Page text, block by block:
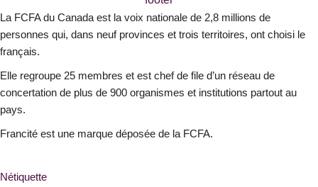
o
k
-
s
q
u
a
r
r
a
m
i
n
La FCFA du Canada est la voix nationale de 2,8 millions de
personnes qui, dans neuf provinces et trois territoires, ont choisi le
français.
Elle regroupe 25 membres et est chef de file d’un réseau de
concertation de plus de 900 organismes et institutions partout au
pays.
Francité est une marque déposée de la FCFA.
Nétiquette